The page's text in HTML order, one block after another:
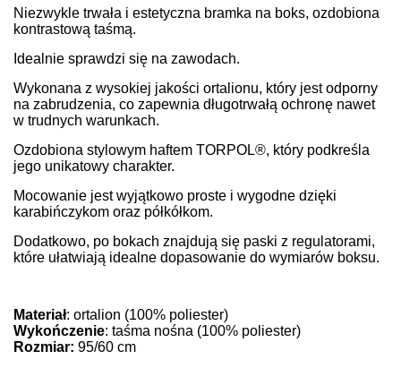
Niezwykle trwała i estetyczna bramka na boks, ozdobiona
kontrastową taśmą.
Idealnie sprawdzi się na zawodach.
Wykonana z wysokiej jakości ortalionu, który jest odporny
na zabrudzenia, co zapewnia długotrwałą ochronę nawet
w trudnych warunkach.
Ozdobiona stylowym haftem TORPOL®, który podkreśla
jego unikatowy charakter.
Mocowanie jest wyjątkowo proste i wygodne dzięki
karabińczykom oraz półkółkom.
Dodatkowo, po bokach znajdują się paski z regulatorami,
które ułatwiają idealne dopasowanie do wymiarów boksu.
Materiał: ortalion (100% poliester)
Wykończenie: taśma nośna (100% poliester)
Rozmiar: 95/60 cm